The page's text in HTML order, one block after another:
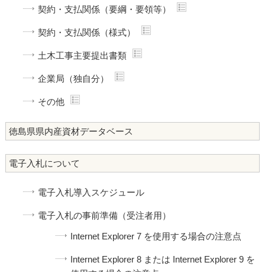
契約・支払関係（要綱・要領等）
契約・支払関係（様式）
土木工事主要提出書類
企業局（独自分）
その他
徳島県県内産資材データベース
電子入札について
電子入札導入スケジュール
電子入札の事前準備（受注者用）
Internet Explorer 7 を使用する場合の注意点
Internet Explorer 8 または Internet Explorer 9 を